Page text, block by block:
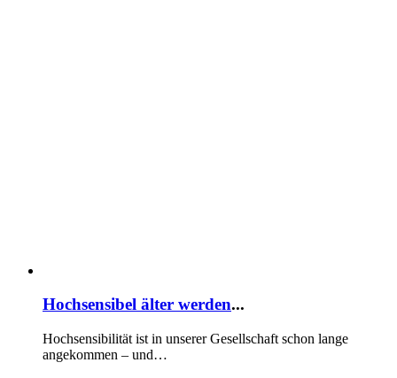
Hochsensibel älter werden...
Hochsensibilität ist in unserer Gesellschaft schon lange
angekommen – und…